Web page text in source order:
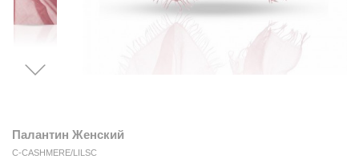
Палантин Женский
C-CASHMERE/LILSC